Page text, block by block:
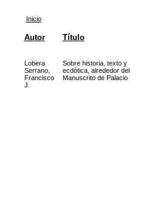
Inicio
Autor Título
Lobera
Serrano,
Francisco
J.
Sobre historia, texto y
ecdótica, alrededor del
Manuscrito de Palacio